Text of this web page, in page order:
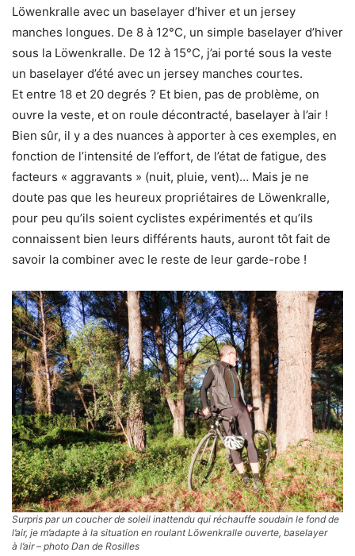
Löwenkralle avec un baselayer d’hiver et un jersey
manches longues. De 8 à 12°C, un simple baselayer d’hiver
sous la Löwenkralle. De 12 à 15°C, j’ai porté sous la veste
un baselayer d’été avec un jersey manches courtes.
Et entre 18 et 20 degrés ? Et bien, pas de problème, on
ouvre la veste, et on roule décontracté, baselayer à l’air !
Bien sûr, il y a des nuances à apporter à ces exemples, en
fonction de l’intensité de l’effort, de l’état de fatigue, des
facteurs « aggravants » (nuit, pluie, vent)… Mais je ne
doute pas que les heureux propriétaires de Löwenkralle,
pour peu qu’ils soient cyclistes expérimentés et qu’ils
connaissent bien leurs différents hauts, auront tôt fait de
savoir la combiner avec le reste de leur garde-robe !
Surpris par un coucher de soleil inattendu qui réchauffe soudain le fond de
l’air, je m’adapte à la situation en roulant Löwenkralle ouverte, baselayer
à l’air – photo Dan de Rosilles